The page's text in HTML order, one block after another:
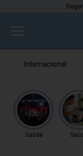
Internacional
Saúde